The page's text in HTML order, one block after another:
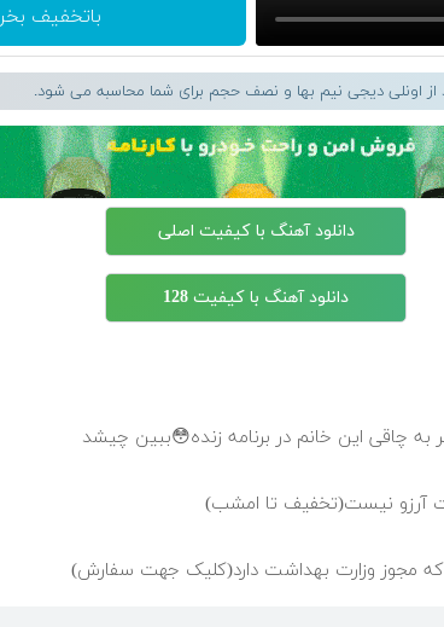
باتخفیف بخر
از اونلی دیجی نیم بها و نصف حجم برای شما محاسبه می شود.
دانلود آهنگ با کیفیت اصلی
دانلود آهنگ با کیفیت 128
چاقی این خانم در برنامه زنده😳ببین چیشد
آرزو نیست(تخفیف تا امشب)
مجوز وزارت بهداشت دارد(کلیک جهت سفارش)